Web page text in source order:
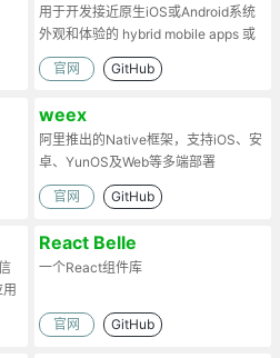
用于开发接近原生iOS或Android系统
外观和体验的 hybrid mobile apps 或
web apps
官网 GitHub
weex
阿里推出的Native框架，支持iOS、安
卓、YunOS及Web等多端部署
官网 GitHub
React Belle
一个React组件库
官网 GitHub